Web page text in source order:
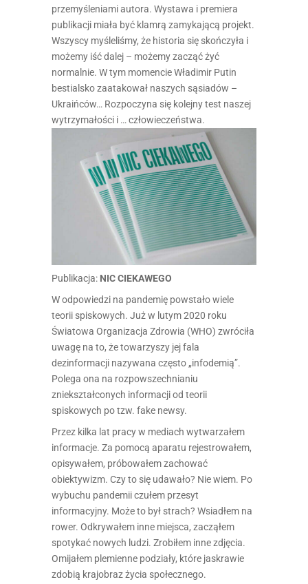
przemyśleniami autora. Wystawa i premiera
publikacji miała być klamrą zamykającą projekt.
Wszyscy myśleliśmy, że historia się skończyła i
możemy iść dalej – możemy zacząć żyć
normalnie. W tym momencie Władimir Putin
bestialsko zaatakował naszych sąsiadów –
Ukraińców… Rozpoczyna się kolejny test naszej
wytrzymałości i … człowieczeństwa.
Publikacja: NIC CIEKAWEGO
W odpowiedzi na pandemię powstało wiele
teorii spiskowych. Już w lutym 2020 roku
Światowa Organizacja Zdrowia (WHO) zwróciła
uwagę na to, że towarzyszy jej fala
dezinformacji nazywana często „infodemią”.
Polega ona na rozpowszechnianiu
zniekształconych informacji od teorii
spiskowych po tzw. fake newsy.
Przez kilka lat pracy w mediach wytwarzałem
informacje. Za pomocą aparatu rejestrowałem,
opisywałem, próbowałem zachować
obiektywizm. Czy to się udawało? Nie wiem. Po
wybuchu pandemii czułem przesyt
informacyjny. Może to był strach? Wsiadłem na
rower. Odkrywałem inne miejsca, zacząłem
spotykać nowych ludzi. Zrobiłem inne zdjęcia.
Omijałem plemienne podziały, które jaskrawie
zdobią krajobraz życia społecznego.